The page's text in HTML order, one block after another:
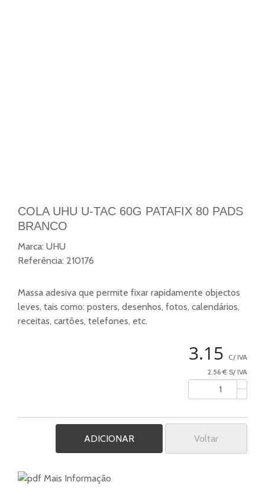
COLA UHU U-TAC 60G PATAFIX 80 PADS
BRANCO
Marca: UHU
Referência: 210176
Massa adesiva que permite fixar rapidamente objectos
leves, tais como: posters, desenhos, fotos, calendários,
receitas, cartões, telefones, etc.
3.15
C/ IVA
2.56 € S/ IVA
Voltar
Mais Informação